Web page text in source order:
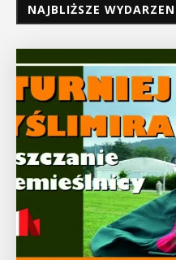
NAJBLIŻSZE